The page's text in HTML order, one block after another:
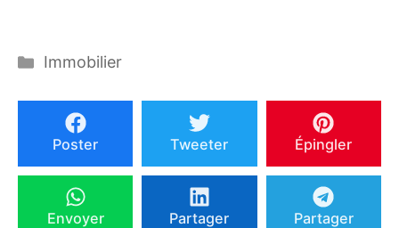
Catégories
Immobilier
Poster Tweeter Épingler
Envoyer Partager Partager